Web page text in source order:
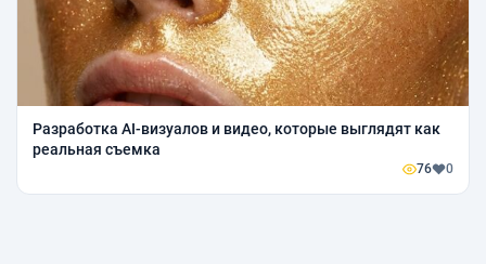
Разработка AI-визуалов и видео, которые выглядят как
реальная съемка
76 0